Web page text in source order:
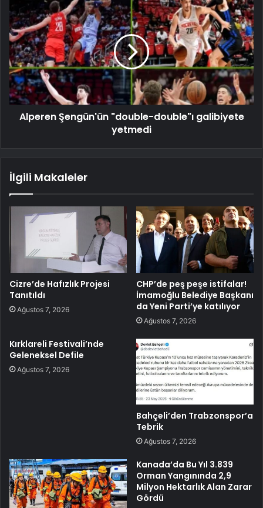
Alperen Şengün'ün "double-double"ı galibiyete
yetmedi
İlgili Makaleler
Cizre’de Hafızlık Projesi
Tanıtıldı
Ağustos 7, 2026
CHP’de peş peşe istifalar!
İmamoğlu Belediye Başkanı
da Yeni Parti’ye katılıyor
Ağustos 7, 2026
Kırklareli Festivali’nde
Geleneksel Defile
Ağustos 7, 2026
Bahçeli’den Trabzonspor’a
Tebrik
Ağustos 7, 2026
Kanada’da Bu Yıl 3.839
Orman Yangınında 2,9
Milyon Hektarlık Alan Zarar
Gördü